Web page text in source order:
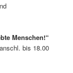
Menschen!“
bis 18.00